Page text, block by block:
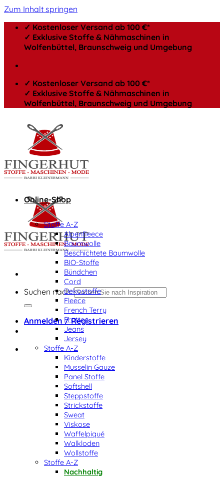
Zum Inhalt springen
✓ Kostenloser Versand ab 100 €*
✓ Exklusive Stoffe & Nähmaschinen in
Wolfenbüttel, Braunschweig und Umgebung
✓ Kostenloser Versand ab 100 €*
✓ Exklusive Stoffe & Nähmaschinen in
Wolfenbüttel, Braunschweig und Umgebung
Suchen nach:
Anmelden / Registrieren
Online-Shop
Stoffe A-Z
Alpenfleece
Baumwolle
Beschichtete Baumwolle
BIO-Stoffe
Bündchen
Cord
Dekostoffe
Fleece
French Terry
Frottee
Jeans
Jersey
Stoffe A-Z
Kinderstoffe
Musselin Gauze
Panel Stoffe
Softshell
Steppstoffe
Strickstoffe
Sweat
Viskose
Waffelpiqué
Walkloden
Wollstoffe
Stoffe A-Z
Nachhaltig